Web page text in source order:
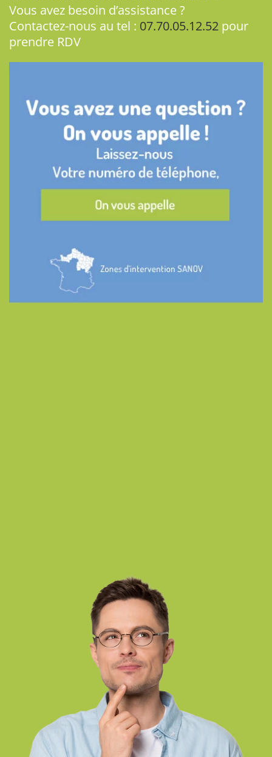
Vous avez besoin d’assistance ?
Contactez-nous au tel : 07.70.05.12.52 pour
prendre RDV